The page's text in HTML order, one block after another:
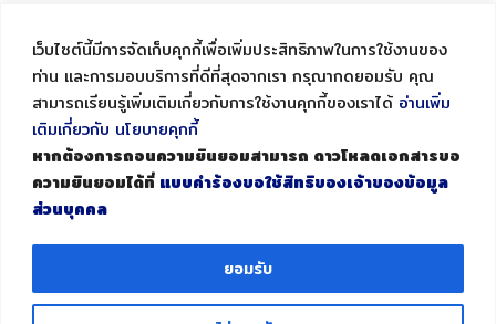
เว็บไซต์นี้มีการจัดเก็บคุกกี้เพื่อเพิ่มประสิทธิภาพในการใช้งานของ
ท่าน และการมอบบริการที่ดีที่สุดจากเรา กรุณากดยอมรับ คุณ
สามารถเรียนรู้เพิ่มเติมเกี่ยวกับการใช้งานคุกกี้ของเราได้ อ่านเพิ่ม
เติมเกี่ยวกับ นโยบายคุกกี้
หากต้องการถอนความยินยอมสามารถ ดาวโหลดเอกสารขอ
ความยินยอมได้ที่ แบบคำร้องขอใช้สิทธิของเจ้าของข้อมูล
ส่วนบุคคล
ยอมรับ
333/12-13 Moo 9, Bangbuathong-Suphanburi RD.,
Tel. (662) 964 4912-4 Fax. (662) 964 4915
office@pharmatech.co.th